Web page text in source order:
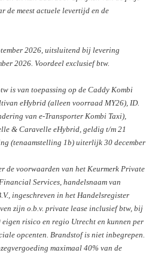
de meest actuele levertijd en de
2026, uitsluitend bij levering
2026. Voordeel exclusief btw.
is van toepassing op de Caddy Kombi
eHybrid (alleen voorraad MY26), ID.
van e-Transporter Kombi Taxi),
& Caravelle eHybrid, geldig t/m 21
(tenaamstelling 1b) uiterlijk 30 december
de voorwaarden van het Keurmerk Private
Services, handelsnaam van
ingeschreven in het Handelsregister
zijn o.b.v. private lease inclusief btw, bij
risico en regio Utrecht en kunnen per
opcenten. Brandstof is niet inbegrepen.
maximaal 40% van de